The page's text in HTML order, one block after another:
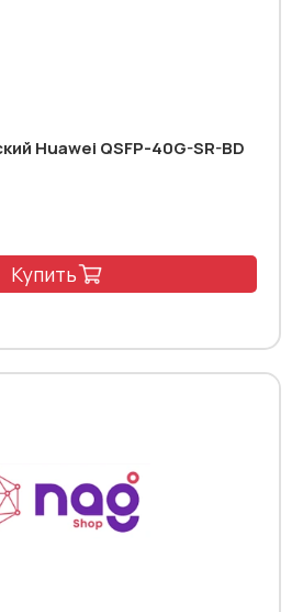
Huawei QSFP-40G-SR-BD
Купить